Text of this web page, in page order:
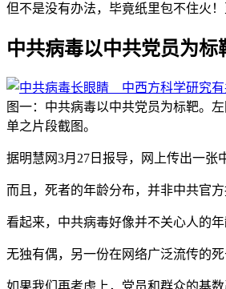
但不是没有办法，毕竟纸里包不住火
中共病毒以中共党员为标
图一：中共病毒以中共党员为标靶。
单之片段截图。
据明慧网3月27日报导，网上传出一张
而且，死者的年龄分布，并非中共官
看起来，中共病毒好像并不关心人的
无独有偶，另一份在网络广泛流传的
如果我们再考虑上，党员和群众的基